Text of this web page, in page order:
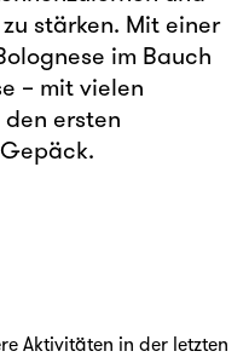
stärken. Mit einer
im Bauch
– mit vielen
den ersten
Aktivitäten in der letzten